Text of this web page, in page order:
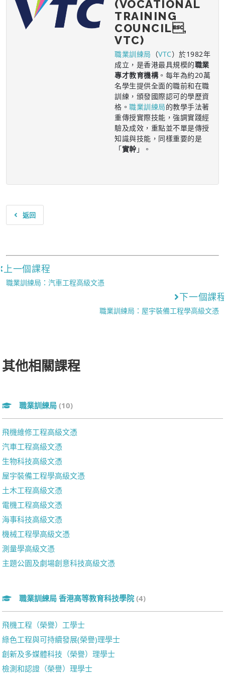
(VOCATIONAL
TRAINING
COUNCIL,
VTC)
職業訓練局 （VTC）於1982年
成立，是香港最具規模的職業
專才教育機構。每年為約20萬
名學生提供全面的職前和在職
訓練，頒發國際認可的學歷資
格。 職業訓練局的教學手法著
重傳授實際技能，強調實踐經
驗及成效，重點並不單是傳授
知識與技能，同樣重要的是
「實幹」。
返回
上一個課程
職業訓練局：汽車工程高級文憑
下一個課
職業訓練局：屋宇裝備工程學高級文憑
其他相關課程
職業訓練局 (10)
飛機維修工程高級文憑
汽車工程高級文憑
生物科技高級文憑
屋宇裝備工程學高級文憑
土木工程高級文憑
電機工程高級文憑
海事科技高級文憑
機械工程學高級文憑
測量學高級文憑
主題公園及劇場創意科技高級文憑
職業訓練局 香港高等教育科技學院 (4)
飛機工程（榮譽）工學士
綠色工程與可持續發展(榮譽)理學士
創新及多媒體科技（榮譽）理學士
檢測和認證（榮譽）理學士